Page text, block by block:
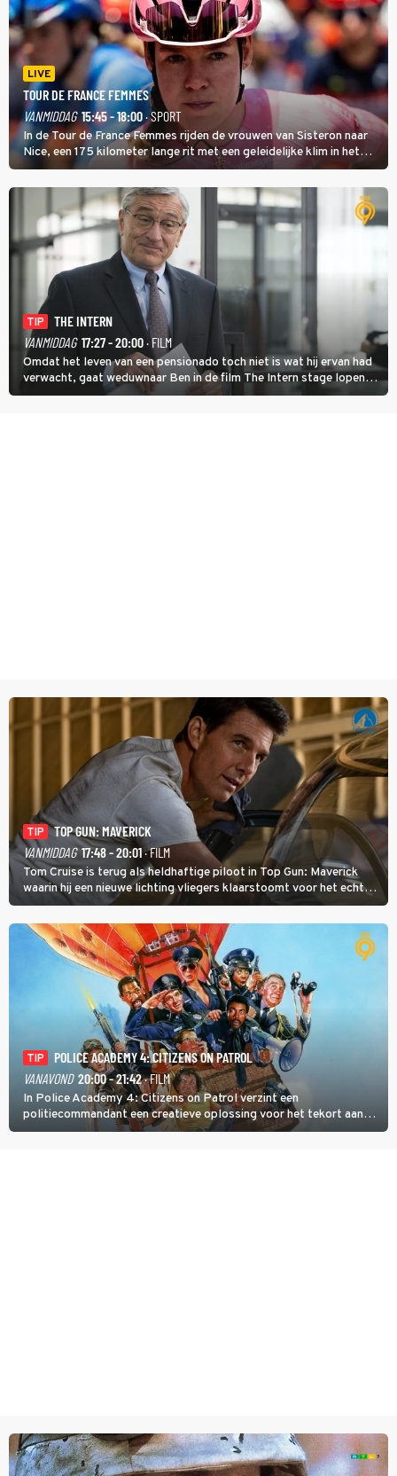
LIVE
TOUR DE FRANCE FEMMES
VANMIDDAG 15:45 - 18:00· SPORT
In de Tour de France Femmes rijden de vrouwen van Sisteron naar
Nice, een 175 kilometer lange rit met een geleidelijke klim in het
midden. Dat is mogelijk niet de zwaarste hindernis, dat is de
temperatuur. Het kan in Nice namelijk bloedheet worden.
TIP
THE INTERN
VANMIDDAG 17:27 - 20:00· FILM
Omdat het leven van een pensionado toch niet is wat hij ervan had
verwacht, gaat weduwnaar Ben in de film The Intern stage lopen
bij de hippe webwinkel van Jules, wat een gouden zet blijkt te zijn.
TIP
TOP GUN: MAVERICK
VANMIDDAG 17:48 - 20:01· FILM
Tom Cruise is terug als heldhaftige piloot in Top Gun: Maverick
waarin hij een nieuwe lichting vliegers klaarstoomt voor het echte
werk.
TIP
POLICE ACADEMY 4: CITIZENS ON PATROL
VANAVOND 20:00 - 21:42· FILM
In Police Academy 4: Citizens on Patrol verzint een
politiecommandant een creatieve oplossing voor het tekort aan
agenten.